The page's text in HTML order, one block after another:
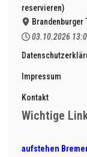
reservieren)
Brandenburger
03.10.2026
Impressum
Kontakt
Wichtige
aufstehen